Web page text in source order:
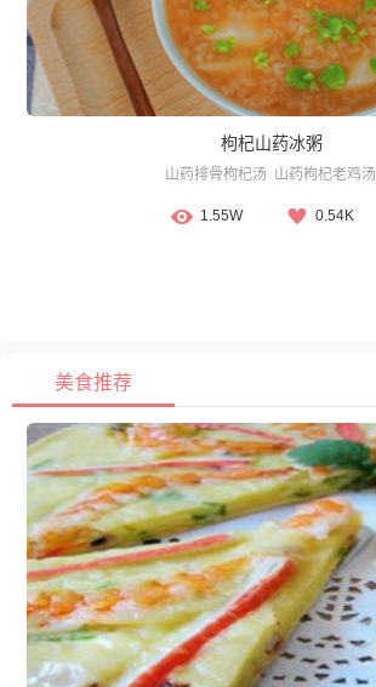
枸杞山药冰粥
山药排骨枸杞汤 山药枸杞老鸡汤
1.55W 0.54K
美食推荐